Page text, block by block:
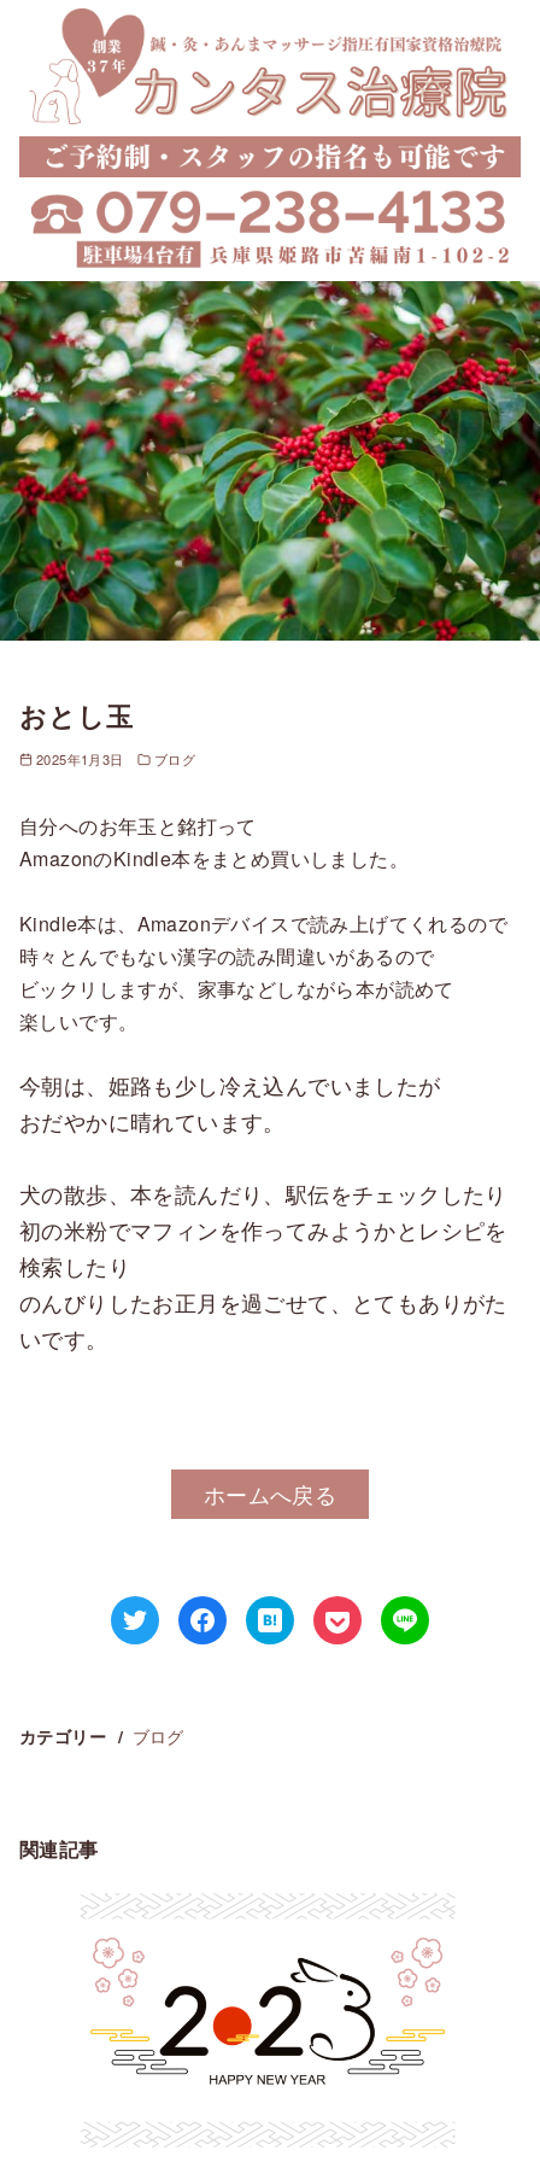
おとし玉
2025年1月3日 ブログ
自分へのお年玉と銘打って
AmazonのKindle本をまとめ買いしました。
Kindle本は、Amazonデバイスで読み上げてくれるので
時々とんでもない漢字の読み間違いがあるので
ビックリしますが、家事などしながら本が読めて
楽しいです。
今朝は、姫路も少し冷え込んでいましたが
おだやかに晴れています。
犬の散歩、本を読んだり、駅伝をチェックしたり
初の米粉でマフィンを作ってみようかとレシピを
検索したり
のんびりしたお正月を過ごせて、とてもありがた
いです。
ホームへ戻る
カテゴリー ブログ
関連記事